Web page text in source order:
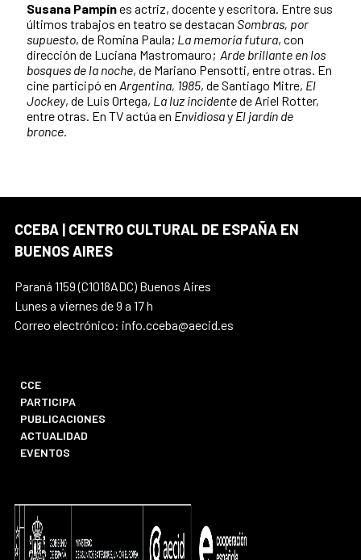
Susana Pampínes actriz, docente y escritora. Entre sus
últimos trabajos en teatro se destacan Sombras, por
supuesto, de Romina Paula; La memoria futura, con
dirección de Luciana Mastromauro; Arde brillante en los
bosques de la noche, de Mariano Pensotti, entre otras. En
cine participó en Argentina, 1985, de Santiago Mitre, El
Jockey, de Luis Ortega, La luz incidentede Ariel Rotter,
entre otras. En TV actúa en Envidiosay El jardín de
bronce.
CCEBA | CENTRO CULTURAL DE ESPAÑA EN
BUENOS AIRES
Paraná 1159 (C1018ADC) Buenos Aires
Lunes a viernes de 9 a 17 h
Correo electrónico: info.cceba@aecid.es
CCE
PARTICIPA
PUBLICACIONES
ACTUALIDAD
EVENTOS